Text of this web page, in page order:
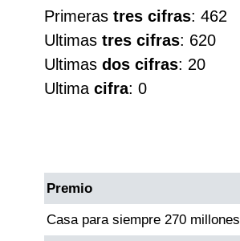
Astro Luna
Cafeterito Tarde
Caribeña Noche
Primeras tres cifras: 462
Ultimas tres cifras: 620
Ultimas dos cifras: 20
Ultima cifra: 0
Premio
Casa para siempre 270 millones